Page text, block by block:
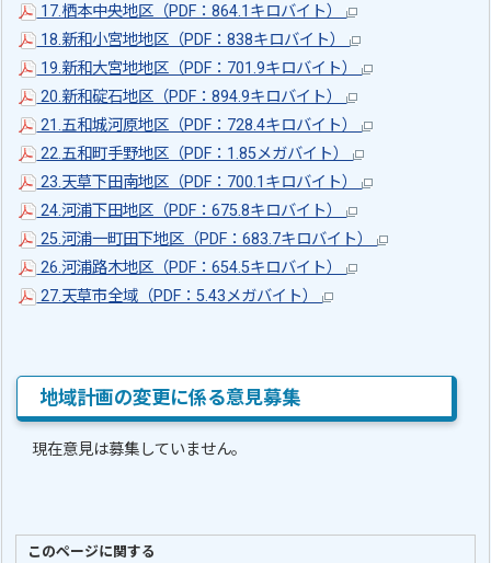
17.栖本中央地区（PDF：864.1キロバイト）
18.新和小宮地地区（PDF：838キロバイト）
19.新和大宮地地区（PDF：701.9キロバイト）
20.新和碇石地区（PDF：894.9キロバイト）
21.五和城河原地区（PDF：728.4キロバイト）
22.五和町手野地区（PDF：1.85メガバイト）
23.天草下田南地区（PDF：700.1キロバイト）
24.河浦下田地区（PDF：675.8キロバイト）
25.河浦一町田下地区（PDF：683.7キロバイト）
26.河浦路木地区（PDF：654.5キロバイト）
27.天草市全域（PDF：5.43メガバイト）
地域計画の変更に係る意見募集
現在意見は募集していません。
このページに関する